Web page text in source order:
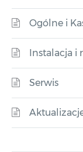
Ogólne i
Instalacja i
Serwis